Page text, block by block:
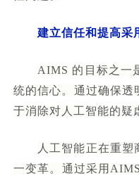
建立信任和提高采
AIMS 的目标之一
统的信心。通过确保透
于消除对人工智能的疑
人工智能正在重
一变革。通过采用